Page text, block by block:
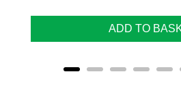
ADD TO